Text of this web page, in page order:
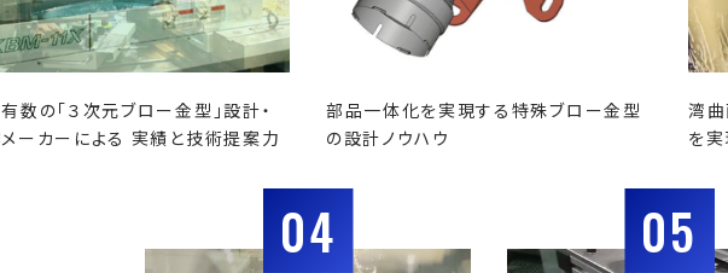
数の「３次元ブロー金型」設計・
ーカーによる 実績と技術提案力
部品一体化を実現する特殊ブロー金型
の設計ノウハウ
湾
を
04 05